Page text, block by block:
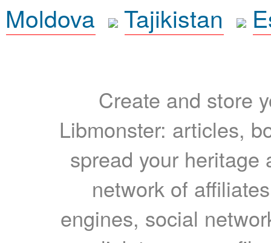
Moldova
Tajikistan
Create and store
Libmonster: articles,
spread your heritage
network of
engines, social